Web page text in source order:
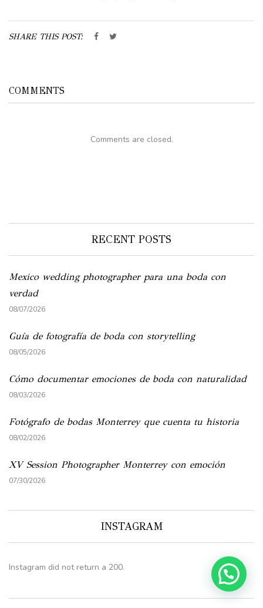
SHARE THIS POST:
COMMENTS
Comments are closed.
RECENT POSTS
Mexico wedding photographer para una boda con
verdad
08/07/2026
Guía de fotografía de boda con storytelling
08/05/2026
Cómo documentar emociones de boda con naturalidad
08/03/2026
Fotógrafo de bodas Monterrey que cuenta tu historia
08/02/2026
XV Session Photographer Monterrey con emoción
07/30/2026
INSTAGRAM
Instagram did not return a 200.